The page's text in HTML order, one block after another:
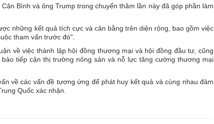
Bình và ông Trump trong chuyến thăm lần này đã góp phần làm
những kết quả tích cực và cân bằng trên diện rộng, bao gồm việc
tham vấn trước đó".
về việc thành lập hội đồng thương mại và hội đồng đầu tư, cũng
tiếp cận thị trường nông sản và nỗ lực tăng cường thương mại
về các vấn đề tương ứng để phát huy kết quả và cùng nhau đảm
Quốc xác nhận.